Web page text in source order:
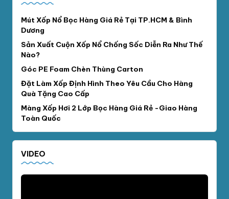
Mút Xốp Nổ Bọc Hàng Giá Rẻ Tại TP.HCM & Bình
Dương
Sản Xuất Cuộn Xốp Nổ Chống Sốc Diễn Ra Như Thế
Nào?
Góc PE Foam Chèn Thùng Carton
Đặt Làm Xốp Định Hình Theo Yêu Cầu Cho Hàng
Quà Tặng Cao Cấp
Màng Xốp Hơi 2 Lớp Bọc Hàng Giá Rẻ -Giao Hàng
Toàn Quốc
VIDEO